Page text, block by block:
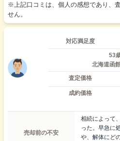
※上記口コミは、個人の感想であり、
せん。
対応満足度
53
北海道函
査定価格
成約価格
売却前の不安
相続によって
った。早急に
や、解体にど